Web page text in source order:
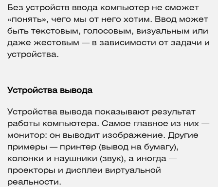
Без устройств ввода компьютер не сможет
«понять», чего мы от него хотим. Ввод может
быть текстовым, голосовым, визуальным или
даже жестовым — в зависимости от задачи и
устройства.
Устройства вывода
Устройства вывода показывают результат
работы компьютера. Самое главное из них —
монитор: он выводит изображение. Другие
примеры — принтер (вывод на бумагу),
колонки и наушники (звук), а иногда —
проекторы и дисплеи виртуальной
реальности.